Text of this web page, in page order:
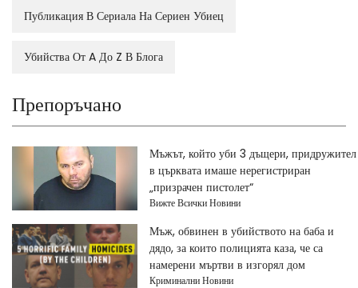
Публикация В Сериала На Сериен Убиец
Убийства От A До Z В Блога
Препоръчано
Мъжът, който уби 3 дъщери, придружител
в църквата имаше нерегистриран
„призрачен пистолет“
Вижте Всички Новини
Мъж, обвинен в убийството на баба и
дядо, за които полицията каза, че са
намерени мъртви в изгорял дом
Криминални Новини